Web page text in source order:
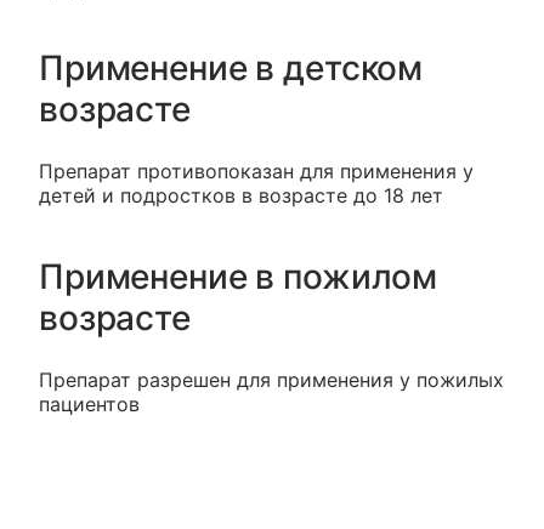
Применение в детском
возрасте
Препарат противопоказан для применения у
детей и подростков в возрасте до 18 лет
Применение в пожилом
возрасте
Препарат разрешен для применения у пожилых
пациентов